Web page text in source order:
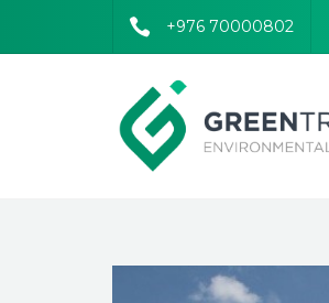
+976 70000802